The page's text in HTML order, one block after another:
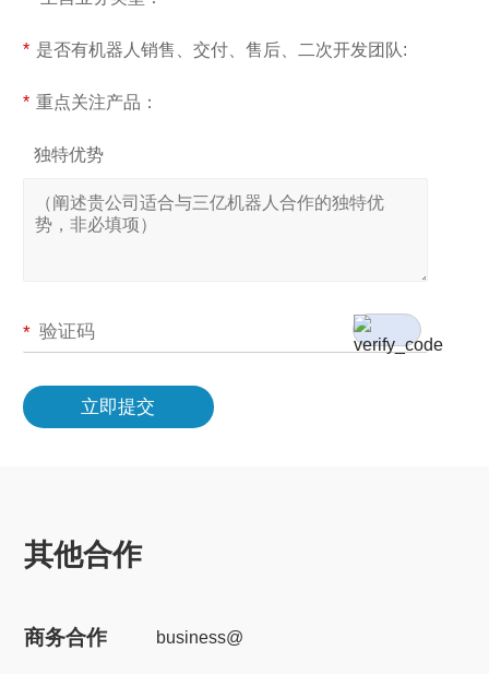
* 是否有机器人销售、交付、售后、二次开发团队:
* 重点关注产品：
独特优势
*
立即提交
其他合作
商务合作 business@